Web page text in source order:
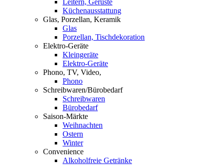
Leitern, Gerüste
Küchenausstattung
Glas, Porzellan, Keramik
Glas
Porzellan, Tischdekoration
Elektro-Geräte
Kleingeräte
Elektro-Geräte
Phono, TV, Video,
Phono
Schreibwaren/Bürobedarf
Schreibwaren
Bürobedarf
Saison-Märkte
Weihnachten
Ostern
Winter
Convenience
Alkoholfreie Getränke